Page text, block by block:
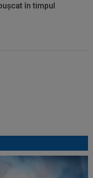
în timpul